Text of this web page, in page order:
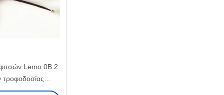
Lemo 0B 2
τροφοδοσίας
καλώδια καμερών